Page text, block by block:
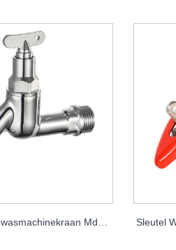
Snel te openen wasmachinekraan Mdhc8005 met sleutel Sleutel